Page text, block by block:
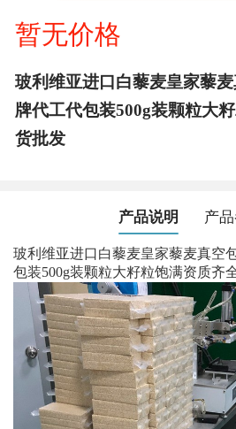
暂无价格
玻利维亚进口白藜麦皇家藜
牌代工代包装500g装颗粒大
货批发
产品说明 产
玻利维亚进口白藜麦皇家藜麦真空
包装500g装颗粒大籽粒饱满资质齐